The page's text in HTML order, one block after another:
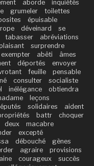
aborde
inquiétés
grumeler
toilettes
épuisable
déveinard
se
tabasser
abréviations
surprendre
exempter abêti
âmes
déportés
envoyer
feuille
pensable
consulter
socialiste
inélégance
obtiendra
leçons
solidaires
aident
battr
choquer
deux
macabre
excepté
débouché
gènes
agraire
provisions
courageux
succès